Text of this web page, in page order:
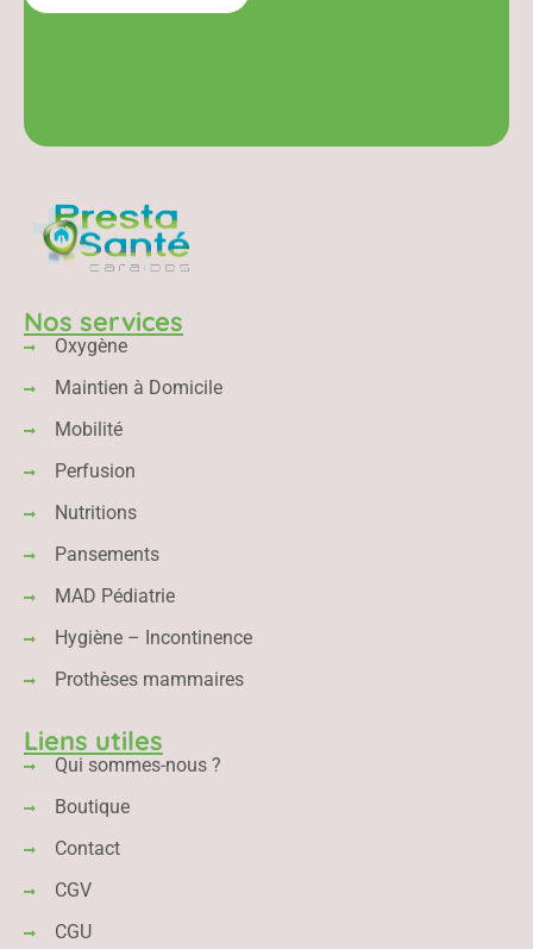
Nos services
Oxygène
Maintien à Domicile
Mobilité
Perfusion
Nutritions
Pansements
MAD Pédiatrie
Hygiène – Incontinence
Prothèses mammaires
Liens utiles
Qui sommes-nous ?
Boutique
Contact
CGV
CGU